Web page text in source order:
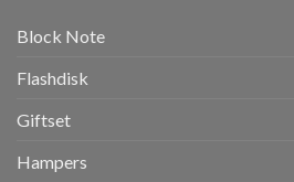
Block Note
Flashdisk
Giftset
Hampers